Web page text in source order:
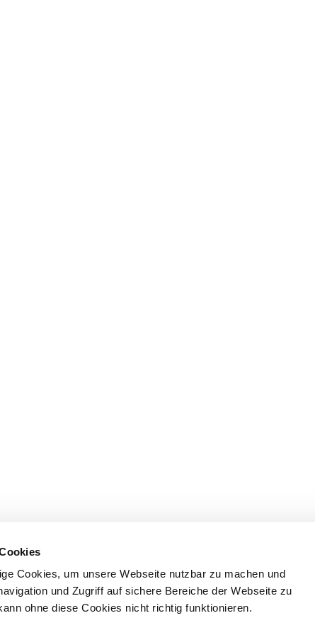
Cookies, um unsere Webseite nutzbar zu machen und
und Zugriff auf sichere Bereiche der Webseite zu
ohne diese Cookies nicht richtig funktionieren.